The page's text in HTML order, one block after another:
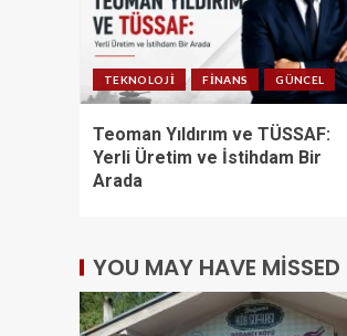
TEKNOLOJI FINANS GÜNCEL
Teoman Yıldırım ve TÜSSAF:
Yerli Üretim ve İstihdam Bir
Arada
YOU MAY HAVE MISSED